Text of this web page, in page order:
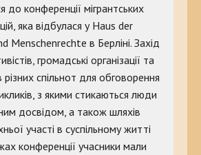
до конференції мігрантських
яка відбулася у Haus der
Menschenrechte в Берліні. Захід
громадські організації та
різних спільнот для обговорення
з якими стикаються люди
досвідом, а також шляхів
участі в суспільному житті
конференції учасники мали